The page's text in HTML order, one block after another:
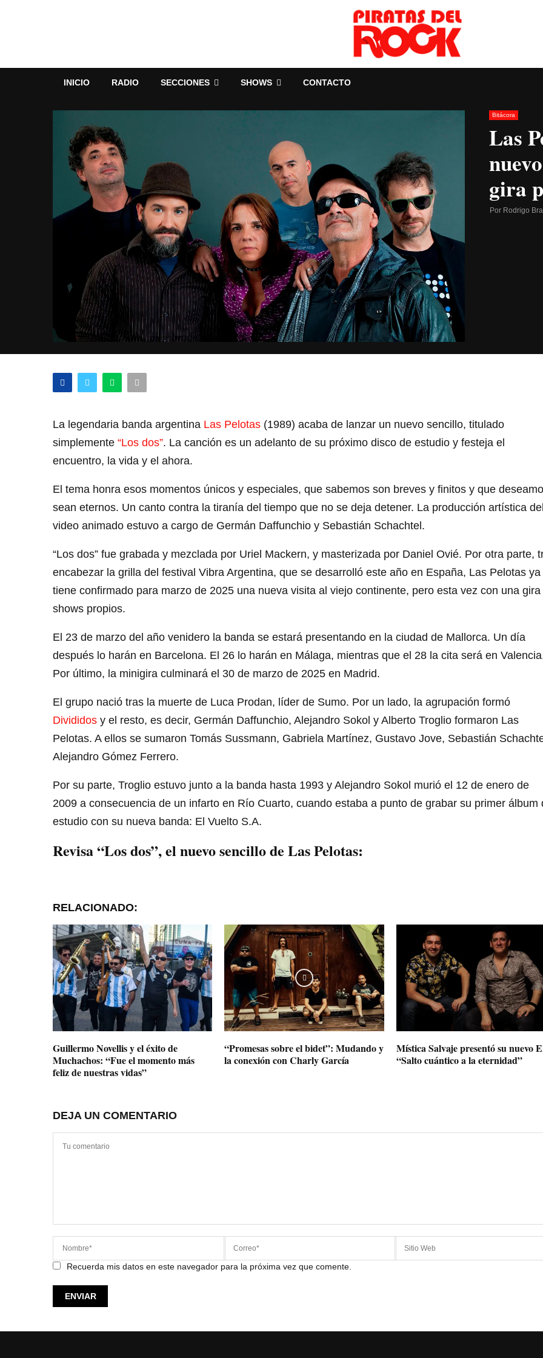
INICIO RADIO SECCIONES SHOWS CONTACTO
Bitácora
Las
gira
Por Rodrigo
La legendaria banda argentina Las Pelotas (1989) acaba de lanzar un nuevo sencillo, titulado
simplemente “Los dos”. La canción es un adelanto de su próximo disco de estudio y festeja el
encuentro, la vida y el ahora.
El tema honra esos momentos únicos y especiales, que sabemos son breves y finitos y que
sean eternos. Un canto contra la tiranía del tiempo que no se deja detener. La producción artística
video animado estuvo a cargo de Germán Daffunchio y Sebastián Schachtel.
“Los dos” fue grabada y mezclada por Uriel Mackern, y masterizada por Daniel Ovié. Por otra parte,
encabezar la grilla del festival Vibra Argentina, que se desarrolló este año en España, Las Pelotas ya
tiene confirmado para marzo de 2025 una nueva visita al viejo continente, pero esta vez con una gira
shows propios.
El 23 de marzo del año venidero la banda se estará presentando en la ciudad de Mallorca. Un día
después lo harán en Barcelona. El 26 lo harán en Málaga, mientras que el 28 la cita será en
Por último, la minigira culminará el 30 de marzo de 2025 en Madrid.
El grupo nació tras la muerte de Luca Prodan, líder de Sumo. Por un lado, la agrupación formó
Divididos y el resto, es decir, Germán Daffunchio, Alejandro Sokol y Alberto Troglio formaron Las
Pelotas. A ellos se sumaron Tomás Sussmann, Gabriela Martínez, Gustavo Jove, Sebastián
Alejandro Gómez Ferrero.
Por su parte, Troglio estuvo junto a la banda hasta 1993 y Alejandro Sokol murió el 12 de enero de
2009 a consecuencia de un infarto en Río Cuarto, cuando estaba a punto de grabar su primer álbum
estudio con su nueva banda: El Vuelto S.A.
Revisa “Los dos”, el nuevo sencillo de Las Pelotas:
RELACIONADO:
Guillermo Novellis y el éxito de
Muchachos: “Fue el momento más
feliz de nuestras vidas”
“Promesas sobre el bidet”: Mudando y
la conexión con Charly García
Mística Salvaje presentó su nuevo
“Salto cuántico a la eternidad”
DEJA UN COMENTARIO
Recuerda mis datos en este navegador para la próxima vez que comente.